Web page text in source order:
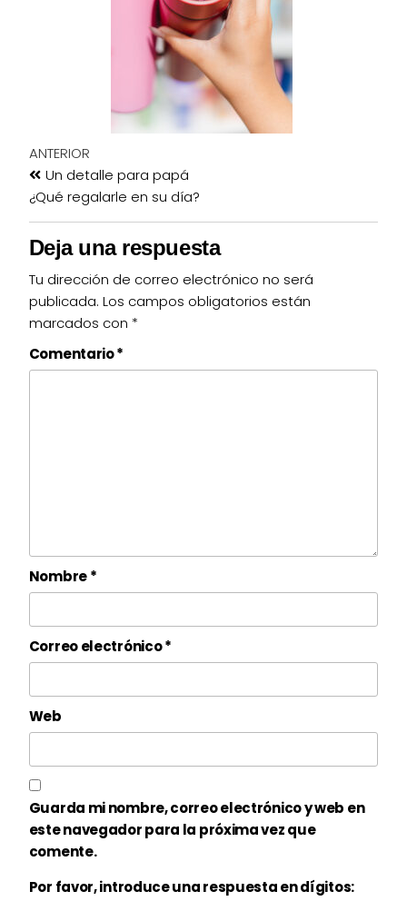
ANTERIOR
Un detalle para papá
¿Qué regalarle en su día?
Deja una respuesta
Tu dirección de correo electrónico no será
publicada. Los campos obligatorios están
marcados con *
Comentario*
Nombre*
Correo electrónico*
Web
Guarda mi nombre, correo electrónico y web en
este navegador para la próxima vez que
comente.
Por favor, introduce una respuesta en dígitos: